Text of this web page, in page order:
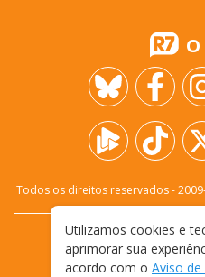
Todos os direitos reservados -
FALE
TERMOS E
Utilizamos cookies e
aprimorar sua
acordo com o Aviso de